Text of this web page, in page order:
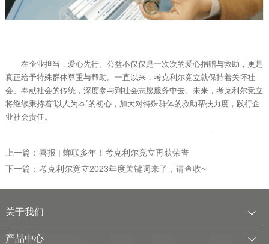
在企业担当，爱心先行。公益不仅仅是一次次的爱心捐赠与救助，更是
真正给予特殊群体尊重与帮助。一直以来，考克利尔竞立就保持着关怀社
会、奉献社会的传统，深度参与到社会志愿服务中去。未来，考克利尔竞立
将继续秉持着“以人为本”的初心，加大对特殊群体的救助帮扶力度，践行企
业社会责任。
上一篇：喜报 | 蝉联多年！考克利尔竞立再获荣誉
下一篇：考克利尔竞立2023年度关键词来了，请查收~
关于我们
公司简介
产品中心